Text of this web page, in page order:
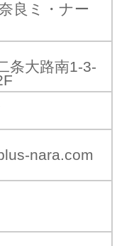
良ミ・ナー
条大路南1-3-
nara.com